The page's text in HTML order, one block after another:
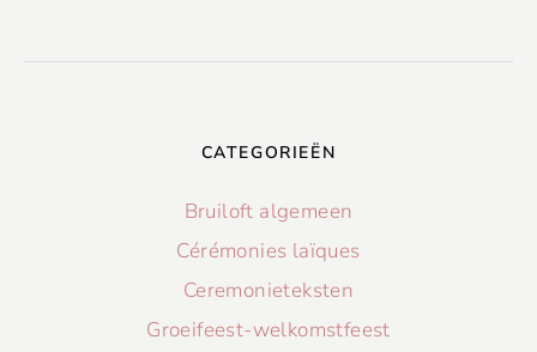
CATEGORIEËN
Bruiloft algemeen
Cérémonies laïques
Ceremonieteksten
Groeifeest-welkomstfeest